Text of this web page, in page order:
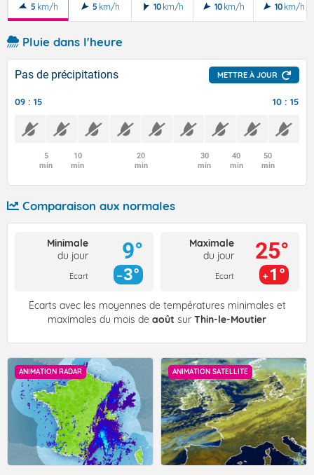
5 km/h 5 km/h 10 km/h 10 km/h 10 km/h
Pluie dans l'heure
Pas de précipitations METTRE À JOUR
09 : 15 10 : 15
5
min
10
min
20
min
30
min
40
min
50
min
Comparaison aux normales
Minimale
du jour
Ecart
9°
3°
Maximale
du jour
Ecart
25°
1°
Écarts avec les moyennes de températures minimales et
maximales du mois de août sur Thin-le-Moutier
ANIMATION RADAR ANIMATION SATELLITE